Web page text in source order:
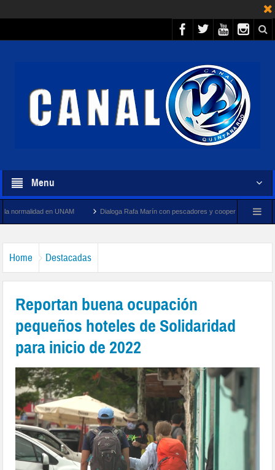
Menu
Dialoga Rafa Marín con pescadores y cooperativistas turísticos de Puerto
Home Destacadas
Reportan buena ocupación
pequeños hoteles de Solidaridad
para inicio de 2022